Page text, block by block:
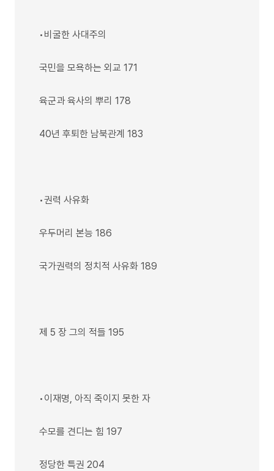
•비굴한 사대주의
국민을 모욕하는 외교 171
육군과 육사의 뿌리 178
40년 후퇴한 남북관계 183
•권력 사유화
우두머리 본능 186
국가권력의 정치적 사유화 189
제 5 장 그의 적들 195
•이재명, 아직 죽이지 못한 자
수모를 견디는 힘 197
정당한 특권 204